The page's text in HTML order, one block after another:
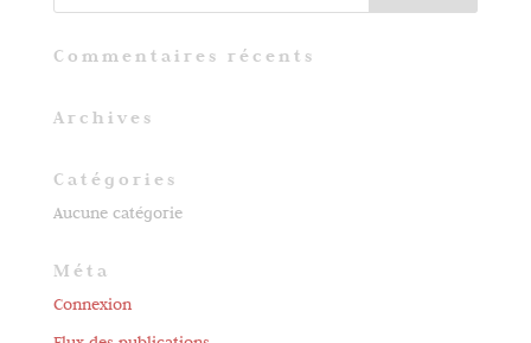
Commentaires récents
Archives
Catégories
Aucune catégorie
Méta
Connexion